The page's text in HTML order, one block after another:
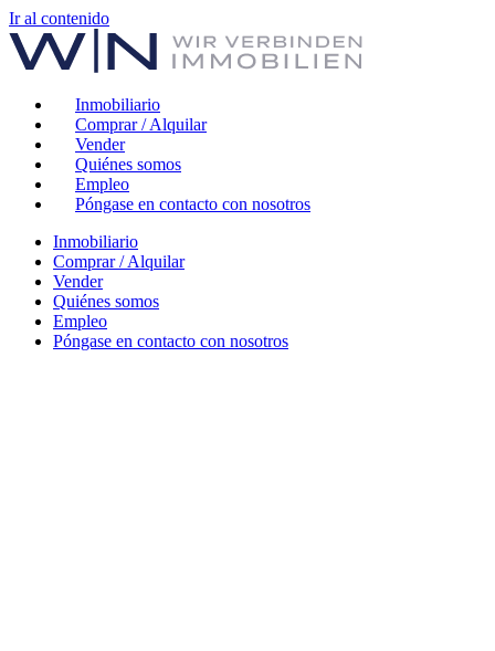
Ir al contenido
Inmobiliario
Comprar / Alquilar
Vender
Quiénes somos
Empleo
Póngase en contacto con nosotros
Inmobiliario
Comprar / Alquilar
Vender
Quiénes somos
Empleo
Póngase en contacto con nosotros